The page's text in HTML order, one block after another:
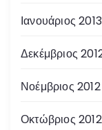
Ιανουάριος 2013
Δεκέμβριος
Νοέμβριος 2012
Οκτώβριος 2012